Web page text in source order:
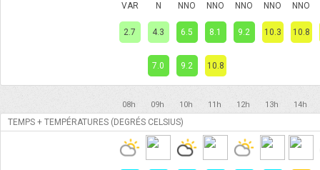
VAR N NNO NNO NNO NNO NNO
2.7 4.3 6.5 8.1 9.2 10.3 10.8
7.0 9.2 10.8
08h 09h 10h 11h 12h 13h 14h
TEMPS + TEMPÉRATURES (DEGRÉS CELSIUS)